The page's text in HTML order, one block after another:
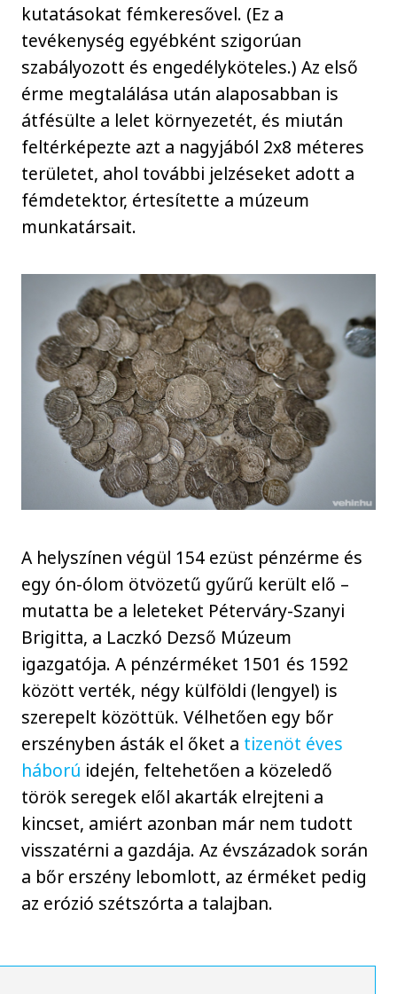
kutatásokat fémkeresővel. (Ez a
tevékenység egyébként szigorúan
szabályozott és engedélyköteles.) Az első
érme megtalálása után alaposabban is
átfésülte a lelet környezetét, és miután
feltérképezte azt a nagyjából 2x8 méteres
területet, ahol további jelzéseket adott a
fémdetektor, értesítette a múzeum
munkatársait.
A helyszínen végül 154 ezüst pénzérme és
egy ón-ólom ötvözetű gyűrű került elő –
mutatta be a leleteket Péterváry-Szanyi
Brigitta, a Laczkó Dezső Múzeum
igazgatója. A pénzérméket 1501 és 1592
között verték, négy külföldi (lengyel) is
szerepelt közöttük. Vélhetően egy bőr
erszényben ásták el őket a tizenöt éves
háború idején, feltehetően a közeledő
török seregek elől akarták elrejteni a
kincset, amiért azonban már nem tudott
visszatérni a gazdája. Az évszázadok során
a bőr erszény lebomlott, az érméket pedig
az erózió szétszórta a talajban.